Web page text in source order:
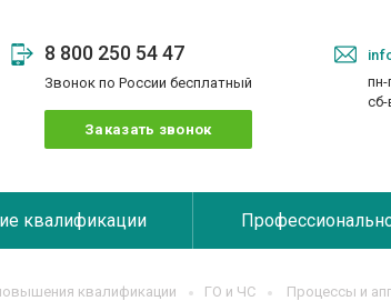
8 800 250 54 47
Звонок по России бесплатный
Заказать звонок
пн-
квалификации
квалификации ГО и ЧС Процессы и